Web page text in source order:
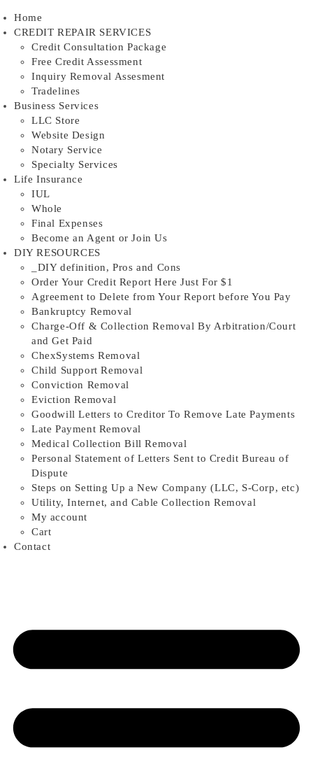
Skip
to
content
Home
CREDIT REPAIR SERVICES
Credit Consultation Package
Free Credit Assessment
Inquiry Removal Assesment
Tradelines
Business Services
LLC Store
Website Design
Notary Service
Specialty Services
Life Insurance
IUL
Whole
Final Expenses
Become an Agent or Join Us
DIY RESOURCES
_DIY definition, Pros and Cons
Order Your Credit Report Here Just For $1
Agreement to Delete from Your Report before You Pay
Bankruptcy Removal
Charge-Off & Collection Removal By Arbitration/Court
and Get Paid
ChexSystems Removal
Child Support Removal
Conviction Removal
Eviction Removal
Goodwill Letters to Creditor To Remove Late Payments
Late Payment Removal
Medical Collection Bill Removal
Personal Statement of Letters Sent to Credit Bureau of
Dispute
Steps on Setting Up a New Company (LLC, S-Corp, etc)
Utility, Internet, and Cable Collection Removal
My account
Cart
Contact